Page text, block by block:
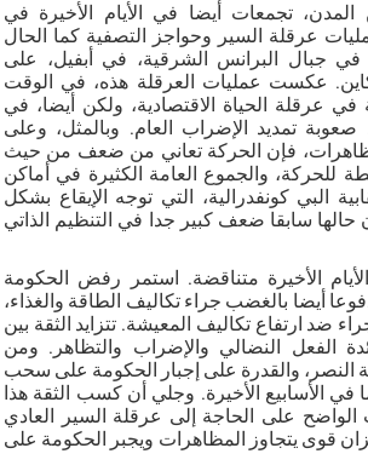
تجمعات أيضا في الأيام الأخيرة في
عرقلة السير وحواجز التصفية كما الحال
في جبال البرانس الشرقية، في أبفيل، على
عكست عمليات العرقلة هذه، في الوقت
في عرقلة الحياة الاقتصادية، ولكن أيضا، في
صعوبة تمديد الإضراب العام. وبالمثل، وعلى
فإن الحركة تعاني من ضعف من حيث
للحركة، والجموع العامة الكثيرة في أماكن
البي كونفدرالية، التي توجه الإيقاع بشكل
حالها سابقا ضعف كبير جدا في التنظيم الذاتي
الأخيرة متناقضة. استمر رفض الحكومة
أيضا بالغضب جراء تكاليف الطاقة والغذاء،
ضد ارتفاع تكاليف المعيشة. تتزايد الثقة بين
الفعل النضالي والإضراب والتظاهر. ومن
النصر، والقدرة على إجبار الحكومة على سحب
في الأسابيع الأخيرة. وجلي أن كسب الثقة هذا
الواضح على الحاجة إلى عرقلة السير العادي
قوى يتجاوز المظاهرات ويجبر الحكومة على